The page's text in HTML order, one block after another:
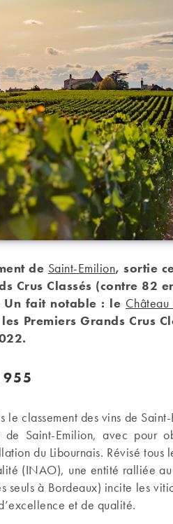
de Saint-Emilion, sortie
Crus Classés (contre 82
Un fait notable : le
Premiers Grands Crus
le classement des vins de
Saint-Emilion, avec pour
du Libournais. Révisé tous
(INAO), une entité ralliée au
seuls à Bordeaux) incite les
et de qualité.